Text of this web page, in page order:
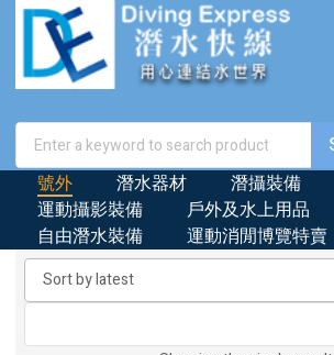
號外 潛水器材
潛攝裝備
運動攝影裝備
戶外及水上用品
自由潛水裝備
運動消閒博覽特賣